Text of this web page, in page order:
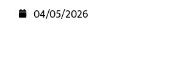
04/05/2026